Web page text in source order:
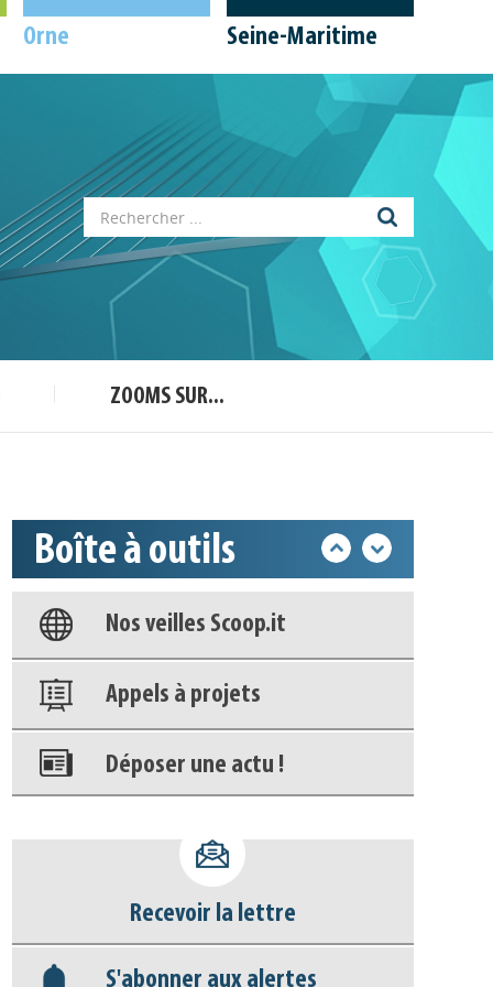
Orne Seine-Maritime
ZOOMS SUR...
Boîte à outils
Appels à projets
Déposer une actu !
Accéder à son compte - (Se
déconnecter)
Nos veilles Scoop.it
Appels à projets
Déposer une actu !
Accéder à son compte - (Se
déconnecter)
Base documentaire
Nos veilles Scoop.it